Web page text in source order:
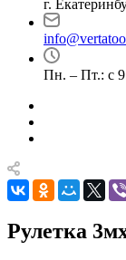
г.
Пн. – Пт.: с
Рулетка